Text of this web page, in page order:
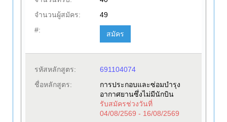
จำนวนผู้สมัคร:
49
#:
สมัคร
รหัสหลักสูตร:
691104074
ชื่อหลักสูตร:
การประกอบและซ่อมบำรุง
อากาศยานซึ่งไม่มีนักบิน
รับสมัครช่วงวันที่
04/08/2569 - 16/08/2569